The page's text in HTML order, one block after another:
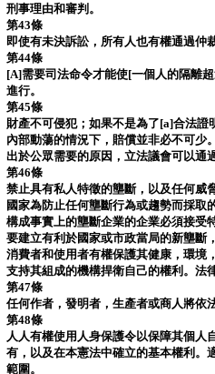
刑事理由和審判。
第43條
即使有未決訴訟，所有人也有權通過仲
第44條
[A]需要司法命令才能使[一個人的隔離
進行。
第45條
財產不可侵犯；如果不是為了[a]合法
內部動蕩的情況下，賠償並非必不可少
出於公眾需要的原因，立法議會可以通
第46條
禁止具有私人特徵的壟斷，以及任何威
國家為防止任何壟斷行為或趨勢而採取
構成事實上的壟斷企業的企業必須接受
要建立有利於國家或市政當局的新壟斷
消費者和使用者有權保護其健康，環境
支持其組成的機構捍衛自己的權利。法
第47條
任何作者，發明者，生產者或商人將依
第48條
人人有權使用人身保護令以保障其個
有，以及在本憲法中確立的基本權利。
範圍。